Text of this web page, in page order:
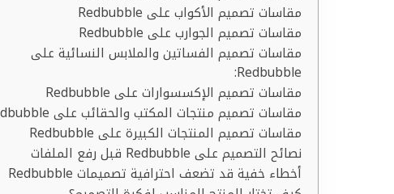
مقاسات تصميم الأكواب على Redbubble
مقاسات تصميم الجوارب على Redbubble
مقاسات تصميم الفساتين والملابس النسائية على
Redbubble:
مقاسات تصميم الإكسسوارات على Redbubble
مقاسات تصميم منتجات المكتب والحقائب على Redbubble
مقاسات تصميم المنتجات الكبيرة على Redbubble
نصائح التصميم على Redbubble قبل رفع الملفات
أخطاء خفية قد تضعف احترافية تصميمات Redbubble